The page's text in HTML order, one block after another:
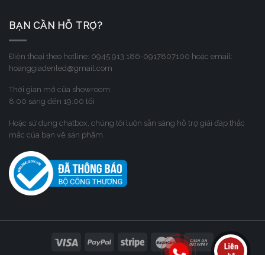
BẠN CẦN HỖ TRỢ?
Điện thoại theo hotline: 0945.913.186-0917807100 hoặc email:
hoanggiadenled@gmail.com
Thời gian mở cửa showroom:
8:00 sáng đến 19:00 tối
Hoặc sử dụng chatbox, chúng tôi luôn sẳn sàng hỗ trợ giải đáp thắc
mắc của bạn về sản phẩm.